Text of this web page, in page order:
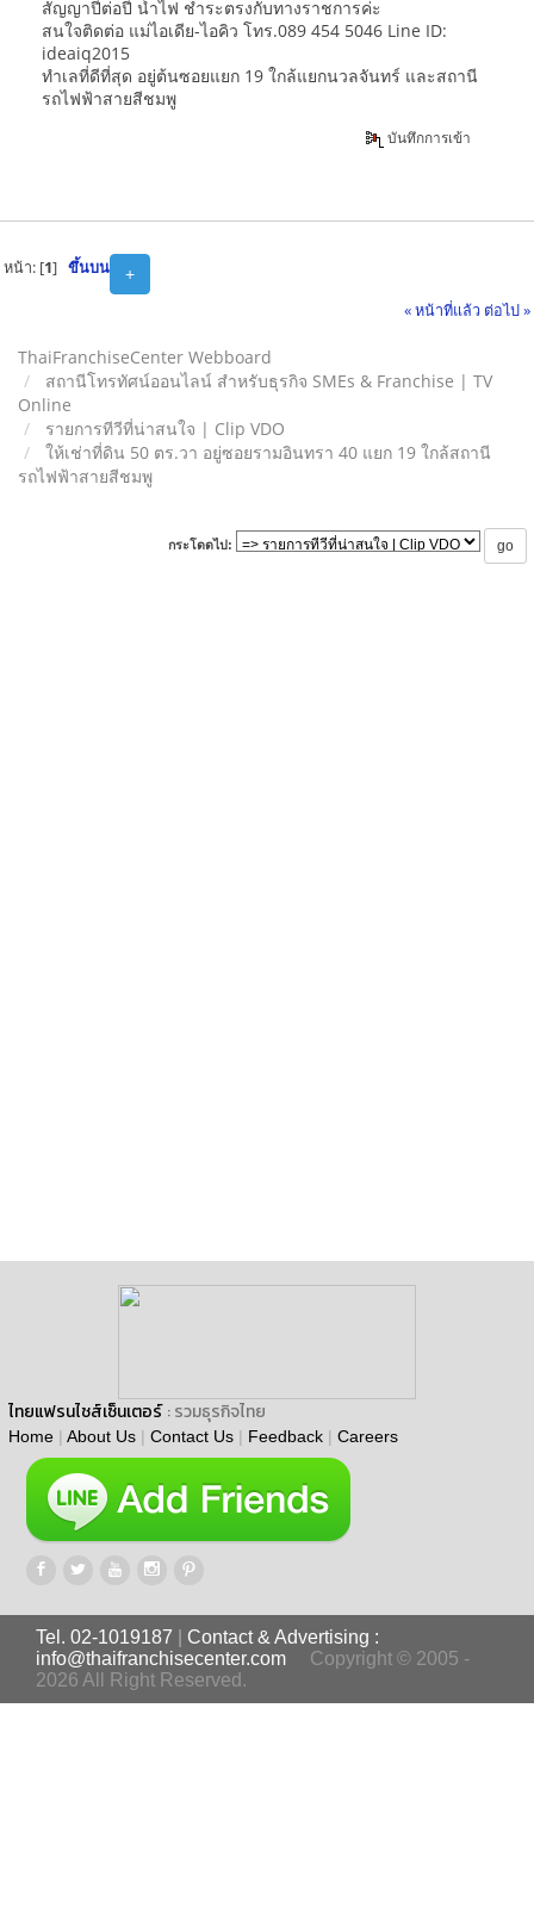
สัญญาปีต่อปี น้ำไฟ ชำระตรงกับทางราชการค่ะ
สนใจติดต่อ แม่ไอเดีย-ไอคิว โทร.089 454 5046 Line ID:
ideaiq2015
ทำเลที่ดีที่สุด อยู่ต้นซอยแยก 19 ใกล้แยกนวลจันทร์ และสถานี
รถไฟฟ้าสายสีชมพู
บันทึกการเข้า
+
หน้า: [1] ขึ้นบน
« หน้าที่แล้ว ต่อไป »
ThaiFranchiseCenter Webboard
สถานีโทรทัศน์ออนไลน์ สำหรับธุรกิจ SMEs & Franchise | TV
Online
รายการทีวีที่น่าสนใจ | Clip VDO
ให้เช่าที่ดิน 50 ตร.วา อยู่ซอยรามอินทรา 40 แยก 19 ใกล้สถานี
รถไฟฟ้าสายสีชมพู
กระโดดไป:
ไทยแฟรนไชส์เซ็นเตอร์ : รวมธุรกิจไทย
Home | About Us | Contact Us | Feedback | Careers
Tel. 02-1019187
Contact & Advertising :
info@thaifranchisecenter.com
Copyright © 2005 -
2026 All Right Reserved.